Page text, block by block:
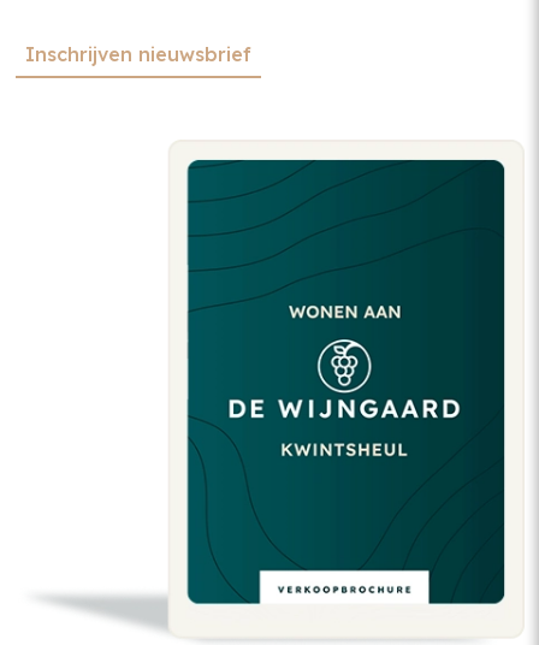
Inschrijven nieuwsbrief